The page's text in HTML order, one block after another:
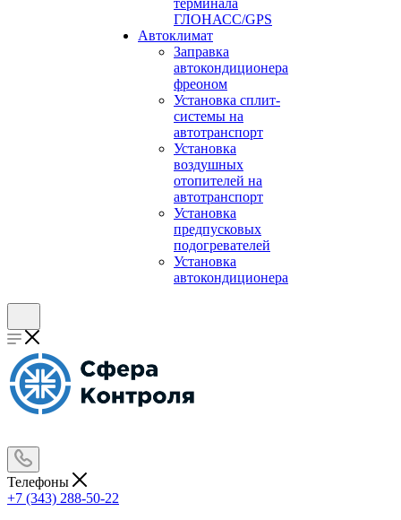
терминала
ГЛОНАСС/GPS
Автоклимат
Заправка
автокондиционера
фреоном
Установка сплит-
системы на
автотранспорт
Установка
воздушных
отопителей на
автотранспорт
Установка
предпусковых
подогревателей
Установка
автокондиционера
Телефоны
+7 (343) 288-50-22